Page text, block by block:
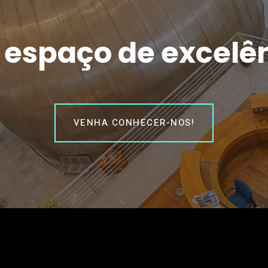
de
VENHA CONHECER-NOS!